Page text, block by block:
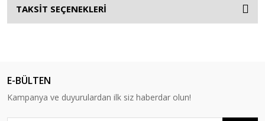
TAKSİT SEÇENEKLERİ
E-BÜLTEN
Kampanya ve duyurulardan ilk siz haberdar olun!